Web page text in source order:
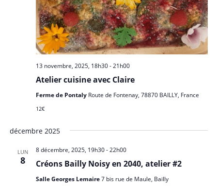
Atelier cuisine avec Claire
13 novembre, 2025, 18h30-21h00
Ferme de Pontaly Route de Fontenay, 78870 BAILLY, France
12€
décembre 2025
LUN
8 Créons Bailly Noisy en 2040, atelier #2
8 décembre, 2025, 19h30-22h00
Salle Georges Lemaire7 bis rue de Maule, Bailly